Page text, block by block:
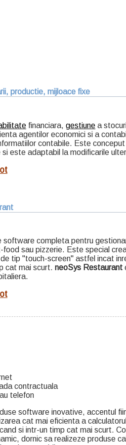
productie, mijloace fixe
financiara, gestiune a
agentilor economici si a
contabile. Este
este adaptabil la modificarile
software completa pentru
sau pizzerie. Este special
tip "touch-screen" astfel incat
cat mai scurt. neoSys Restaurant
contractuala
telefon
software inovative, accentul
cat mai eficienta a
si intr-un timp cat mai scurt.
dornic sa realizeze produse